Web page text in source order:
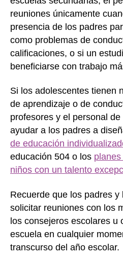
reuniones únicamente
presencia de los padres
como problemas de
calificaciones, o si un
beneficiarse con trabajo
Si los adolescentes tienen
de aprendizaje o de
profesores y el personal
ayudar a los padres a
de educación
educación 504 o los
niños con un talento
Recuerde que los padres y
solicitar reuniones con los
los consejeros escolares u
escuela en cualquier
transcurso del año escolar.